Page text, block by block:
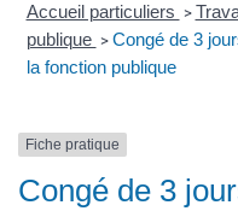
Accueil particuliers >
publique > Congé de 3
la fonction publique
Fiche pratique
Congé de 3